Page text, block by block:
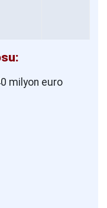
milyon euro